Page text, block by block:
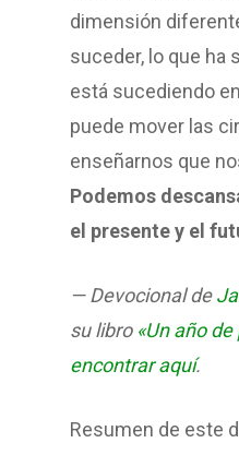
dimensión
suceder, lo que ha
está sucediendo
puede mover las
enseñarnos que
Podemos
el presente y el
— Devocional de
su libro «Un año
encontrar aquí.
Resumen de este